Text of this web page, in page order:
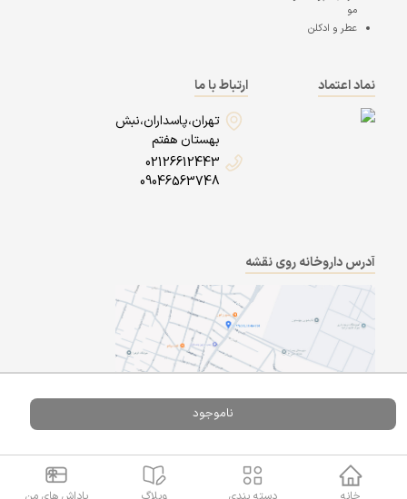
ناموجود
مو
عطر و ادکلن
نماد اعتماد
ارتباط با ما
تهران،پاسداران،نبش
بهستان هفتم
02126612443
09046563748
آدرس داروخانه روی نقشه
A Pluss
Powered By